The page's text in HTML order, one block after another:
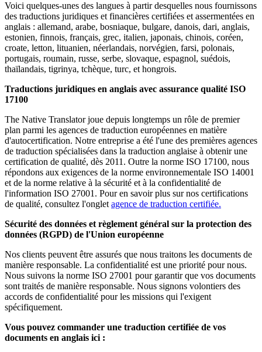
Voici quelques-unes des langues à partir desquelles nous fournissons
des traductions juridiques et financières certifiées et assermentées en
anglais : allemand, arabe, bosniaque, bulgare, danois, dari, anglais,
estonien, finnois, français, grec, italien, japonais, chinois, coréen,
croate, letton, lituanien, néerlandais, norvégien, farsi, polonais,
portugais, roumain, russe, serbe, slovaque, espagnol, suédois,
thaïlandais, tigrinya, tchèque, turc, et hongrois.
Traductions juridiques en anglais avec assurance qualité ISO
17100
The Native Translator joue depuis longtemps un rôle de premier
plan parmi les agences de traduction européennes en matière
d'autocertification. Notre entreprise a été l'une des premières agences
de traduction spécialisées dans la traduction anglaise à obtenir une
certification de qualité, dès 2011. Outre la norme ISO 17100, nous
répondons aux exigences de la norme environnementale ISO 14001
et de la norme relative à la sécurité et à la confidentialité de
l'information ISO 27001. Pour en savoir plus sur nos certifications
de qualité, consultez l'onglet agence de traduction certifiée.
Sécurité des données et règlement général sur la protection des
données (RGPD) de l'Union européenne
Nos clients peuvent être assurés que nous traitons les documents de
manière responsable. La confidentialité est une priorité pour nous.
Nous suivons la norme ISO 27001 pour garantir que vos documents
sont traités de manière responsable. Nous signons volontiers des
accords de confidentialité pour les missions qui l'exigent
spécifiquement.
Vous pouvez commander une traduction certifiée de vos
documents en anglais ici :